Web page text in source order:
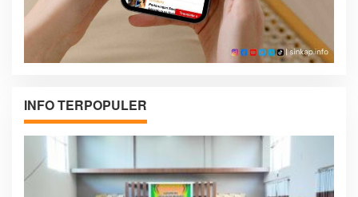
INFO TERPOPULER